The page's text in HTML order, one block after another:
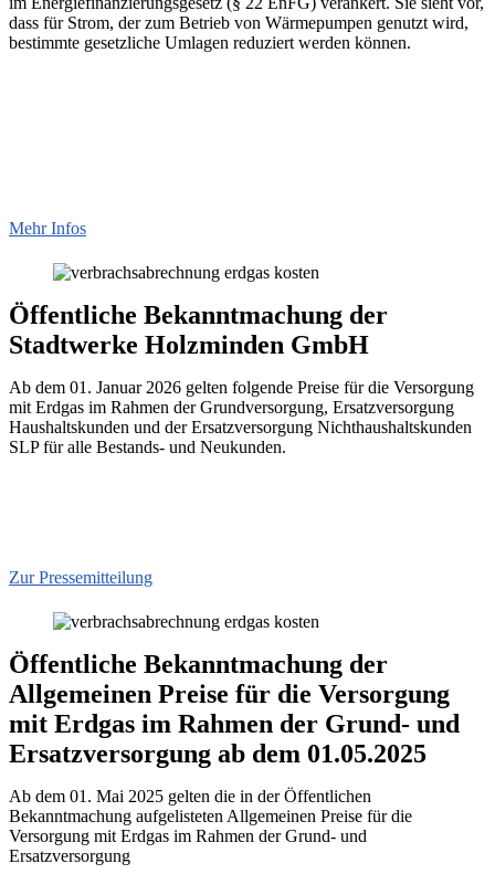
dass für Strom, der zum Betrieb von Wärmepumpen genutzt wird,
bestimmte gesetzliche Umlagen reduziert werden können.
Mehr Infos
Öffentliche Bekanntmachung der
Stadtwerke Holzminden GmbH
Ab dem 01. Januar 2026 gelten folgende Preise für die Versorgung
mit Erdgas im Rahmen der Grundversorgung, Ersatzversorgung
Haushaltskunden und der Ersatzversorgung Nichthaushaltskunden
SLP für alle Bestands- und Neukunden.
Zur Pressemitteilung
Öffentliche Bekanntmachung der
Allgemeinen Preise für die Versorgung
mit Erdgas im Rahmen der Grund- und
Ersatzversorgung ab dem 01.05.2025
Ab dem 01. Mai 2025 gelten die in der Öffentlichen
Bekanntmachung aufgelisteten Allgemeinen Preise für die
Versorgung mit Erdgas im Rahmen der Grund- und
Ersatzversorgung